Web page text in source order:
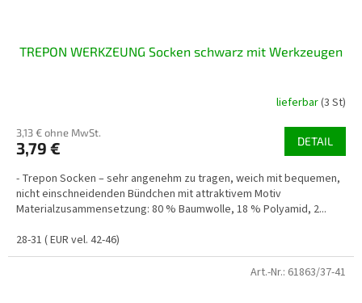
TREPON WERKZEUNG Socken schwarz mit Werkzeugen
lieferbar(3 St)
3,13 € ohne MwSt.
3,79 € DETAIL
- Trepon Socken – sehr angenehm zu tragen, weich mit bequemen,
nicht einschneidenden Bündchen mit attraktivem Motiv
Materialzusammensetzung: 80 % Baumwolle, 18 % Polyamid, 2...
28-31 ( EUR vel. 42-46)
Art.-Nr.: 61863/37-41